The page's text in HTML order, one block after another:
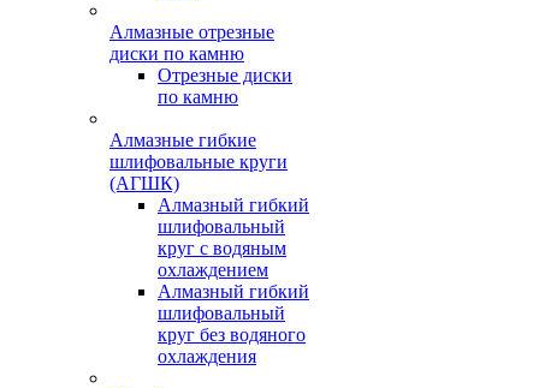
Алмазные отрезные
диски по камню
Отрезные диски
по камню
Алмазные гибкие
шлифовальные круги
(АГШК)
Алмазный гибкий
шлифовальный
круг с водяным
охлаждением
Алмазный гибкий
шлифовальный
круг без водяного
охлаждения